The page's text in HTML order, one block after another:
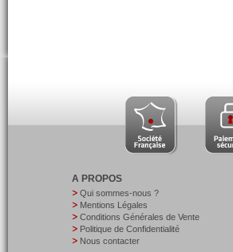
A PROPOS
Qui sommes-nous ?
Mentions Légales
Conditions Générales de Vente
Politique de Confidentialité
Nous contacter